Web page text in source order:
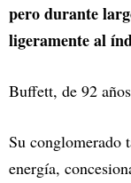
pero durante
ligeramente al
Buffett, de 92
Su conglomerado
energía,